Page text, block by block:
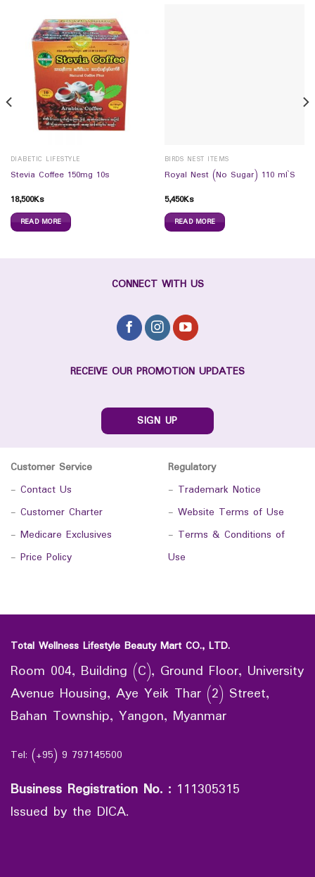
DIABETIC LIFESTYLE
Stevia Coffee 150mg 10s
18,500Ks
READ MORE
BIRDS NEST ITEMS
Royal Nest (No Sugar) 110 ml`S
5,450Ks
READ MORE
CONNECT WITH US
RECEIVE OUR PROMOTION UPDATES
SIGN UP
Customer Service
- Contact Us
- Customer Charter
- Medicare Exclusives
- Price Policy
Regulatory
- Trademark Notice
- Website Terms of Use
- Terms & Conditions of
Use
Total Wellness Lifestyle Beauty Mart CO., LTD.
Room 004, Building (C), Ground Floor, University
Avenue Housing, Aye Yeik Thar (2) Street,
Bahan Township, Yangon, Myanmar
Tel: (+95) 9 797145500
Business Registration No. : 111305315
Issued by the DICA.